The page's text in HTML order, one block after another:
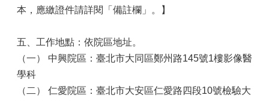
本，應繳證件請詳閱「備註欄」。】
五、工作地點：依院區地址。
（一）
中興院區：臺北市大同區鄭州路145號1樓影像醫
學科
（二）
仁愛院區：臺北市大安區仁愛路四段10號檢驗大